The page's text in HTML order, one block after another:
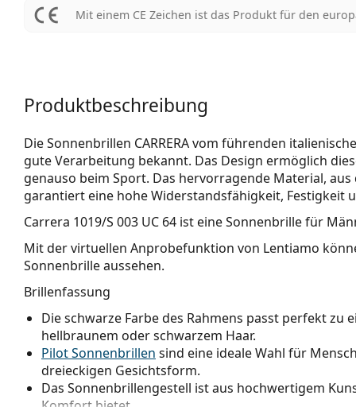
Mit einem CE Zeichen ist das Produkt für den
Produktbeschreibung
Die Sonnenbrillen CARRERA vom führenden
gute Verarbeitung bekannt. Das Design ermöglich
genauso beim Sport. Das hervorragende Material,
garantiert eine hohe Widerstandsfähig­keit, Festigkeit
Carrera 1019/S 003 UC 64 ist eine Sonnenbrille für
Mit der virtuellen Anprobefunktion von Lentiamo
Sonnenbrille aussehen.
Brillenfassung
Die schwarze Farbe des Rahmens passt perfekt
hellbraunem oder schwarzem Haar.
Pilot Sonnenbrillen sind eine ideale Wahl für
dreieckigen Gesichtsform.
Das Sonnenbrillengestell ist aus hochwertigem